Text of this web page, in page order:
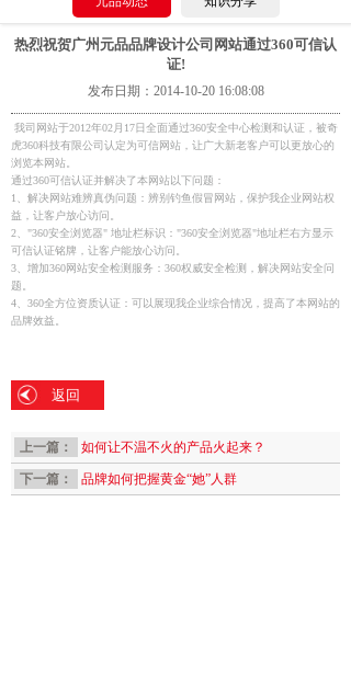
热烈祝贺广州元品品牌设计公司网站通过360可信认
证!
发布日期：2014-10-20 16:08:08
我司网站于2012年02月17日全面通过360安全中心检测和认证，被奇
虎360科技有限公司认定为可信网站，让广大新老客户可以更放心的
浏览本网站。
通过360可信认证并解决了本网站以下问题：
1、解决网站难辨真伪问题：辨别钓鱼假冒网站，保护我企业网站权
益，让客户放心访问。
2、"360安全浏览器" 地址栏标识："360安全浏览器"地址栏右方显示
可信认证铭牌，让客户能放心访问。
3、增加360网站安全检测服务：360权威安全检测，解决网站安全问
题。
4、360全方位资质认证：可以展现我企业综合情况，提高了本网站的
品牌效益。
返回
上一篇： 如何让不温不火的产品火起来？
下一篇： 品牌如何把握黄金“她”人群